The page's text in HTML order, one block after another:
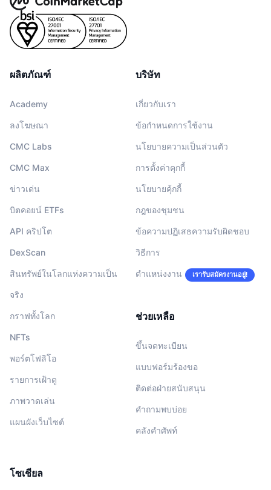
ผลิตภัณฑ์
Academy
ลงโฆษณา
CMC Labs
CMC Max
ข่าวเด่น
บิตคอยน์ ETFs
API คริปโต
DexScan
สินทรัพย์ในโลกแห่งความเป็น
จริง
กราฟทั้งโลก
NFTs
พอร์ตโฟลิโอ
รายการเฝ้าดู
ภาพวาดเล่น
แผนผังเว็บไซต์
บริษัท
เกี่ยวกับเรา
ข้อกำหนดการใช้งาน
นโยบายความเป็นส่วนตัว
การตั้งค่าคุกกี้
นโยบายคุ้กกี้
กฎของชุมชน
ข้อความปฏิเสธความรับผิดชอบ
วิธีการ
ตำแหน่งงาน เรารับสมัครงานอยู่!
ช่วยเหลือ
ขึ้นจดทะเบียน
แบบฟอร์มร้องขอ
ติดต่อฝ่ายสนับสนุน
คำถามพบบ่อย
คลังคำศัพท์
โซเชียล